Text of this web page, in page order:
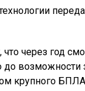
через год
возможности
крупного